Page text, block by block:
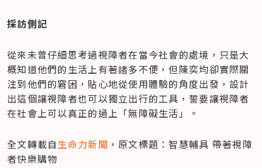
採訪側記
從來未曾仔細思考過視障者在當今社會的處境，只是大
概知道他們的生活上有著諸多不便，但陳奕均卻實際關
注到他們的窘困，貼心地從使用體驗的角度出發，設計
出這個讓視障者也可以獨立出行的工具，誓要讓視障者
在社會上可以真正的過上「無障礙生活」。
全文轉載自生命力新聞 ，原文標題：智慧輔具 帶著視障
者快樂購物